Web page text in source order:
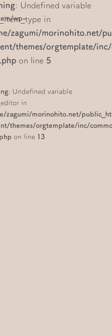
wp-
: Undefined variable
in
zagumi/morinohito.net/
themes/orgtemplate/
on line 5
: Undefined variable
in
zagumi/morinohito.net/
themes/orgtemplate/inc/
on line 13